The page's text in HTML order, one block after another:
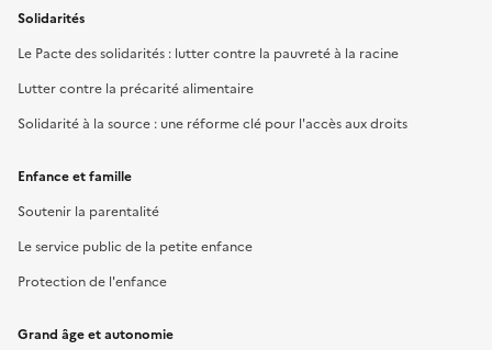
Solidarités
Le Pacte des solidarités : lutter contre la pauvreté à la racine
Lutter contre la précarité alimentaire
Solidarité à la source : une réforme clé pour l'accès aux droits
Enfance et famille
Soutenir la parentalité
Le service public de la petite enfance
Protection de l'enfance
Grand âge et autonomie